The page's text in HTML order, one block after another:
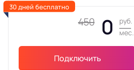
450 0
руб.
мес.
Подключить
30 дней бесплатно